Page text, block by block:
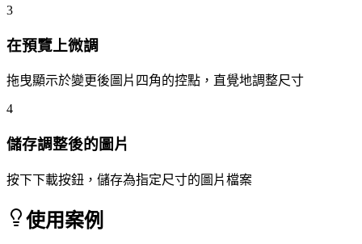
3
在預覽上微調
拖曳顯示於變更後圖片四角的控點，直覺地調整尺寸
4
儲存調整後的圖片
按下下載按鈕，儲存為指定尺寸的圖片檔案
使用案例